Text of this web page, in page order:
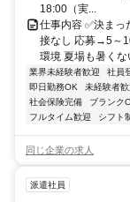
18:00（実...
仕事内容 ✅決ま
接なし 応募→5～
環境 夏場も暑く
業界未経験者歓迎 社員
即日勤務OK
未経験者歓
社会保険完備
ブランク
フルタイム歓迎
シフト
同じ企業の求人
派遣社員